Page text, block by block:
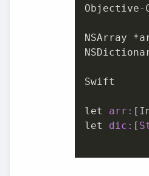
Objective-
NSArray
Swift
let arr:
let dic: [